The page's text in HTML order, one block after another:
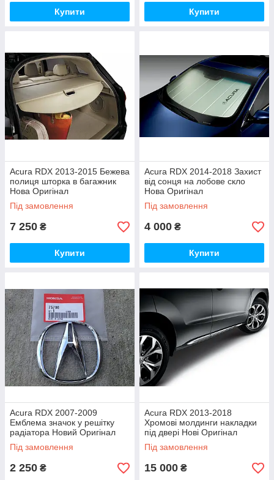
Купити Купити
Acura RDX 2013-2015 Бежева
полиця шторка в багажник
Нова Оригінал
Під замовлення
7 250 ₴
Купити
Acura RDX 2014-2018 Захист
від сонця на лобове скло
Нова Оригінал
Під замовлення
4 000 ₴
Купити
Acura RDX 2007-2009
Емблема значок у решітку
радіатора Новий Оригінал
Під замовлення
2 250 ₴
Acura RDX 2013-2018
Хромові молдинги накладки
під двері Нові Оригінал
Під замовлення
15 000 ₴